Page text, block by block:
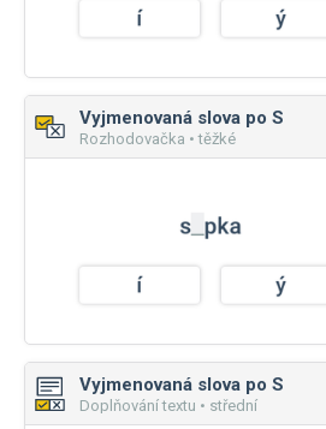
Vyjmenovaná slova po S
Rozhodovačka • těžké
Vyjmenovaná slova po S
Doplňování textu • střední